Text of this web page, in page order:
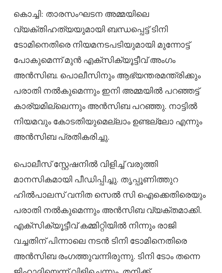
കൊച്ചി: താരസംഘടന അമ്മയിലെ
വ്യക്തിഹത്യയുമായി ബന്ധപ്പെട്ട് ടിനി
ടോമിനെതിരെ നിയമനടപടിയുമായി മുന്നോട്ട്
പോകുമെന്ന് മുൻ എക്സിക്യൂട്ടീവ് അം​ഗം
അൻസിബ. പൊലീസിനും ആഭ്യന്തരമന്ത്രിക്കും
പരാതി നൽകുമെന്നും ഇനി അമ്മയിൽ പറഞ്ഞട്ട്
കാര്യമില്ലെന്നും അൻസിബ പറഞ്ഞു. നാട്ടിൽ
നിയമവും കോടതിയുമെല്ലാം ഉണ്ടല്ലോ എന്നും
അൻസിബ പ്രതികരിച്ചു.
പൊലീസ് സ്റ്റേഷനിൽ വിളിച്ച് വരുത്തി
മാനസികമായി പീഡിപ്പിച്ചു. തൃപ്പൂണിത്തുറ
ഹിൽപാലസ് വനിത സെൽ സി ഐക്കെതിരെയും
പരാതി നൽകുമെന്നും അൻസിബ വ്യക്തമാക്കി.
എക്സിക്യൂട്ടീവ് കമ്മിറ്റിയിൽ നിന്നും രാജി
വച്ചതിന് പിന്നാലെ നടൻ ടിനി ടോമിനെതിരെ
അൻസിബ രംഗത്തുവന്നിരുന്നു. ടിനി ടോം തന്നെ